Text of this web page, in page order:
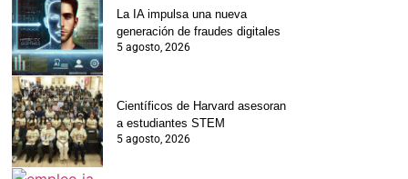
La IA impulsa una nueva
generación de fraudes digitales
5 agosto, 2026
Científicos de Harvard asesoran
a estudiantes STEM
5 agosto, 2026